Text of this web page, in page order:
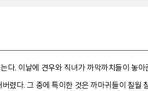
다. 이날에 견우와 직녀가 까막까치들이 놓
렸다. 그 중에 특이한 것은 까마귀들이 칠